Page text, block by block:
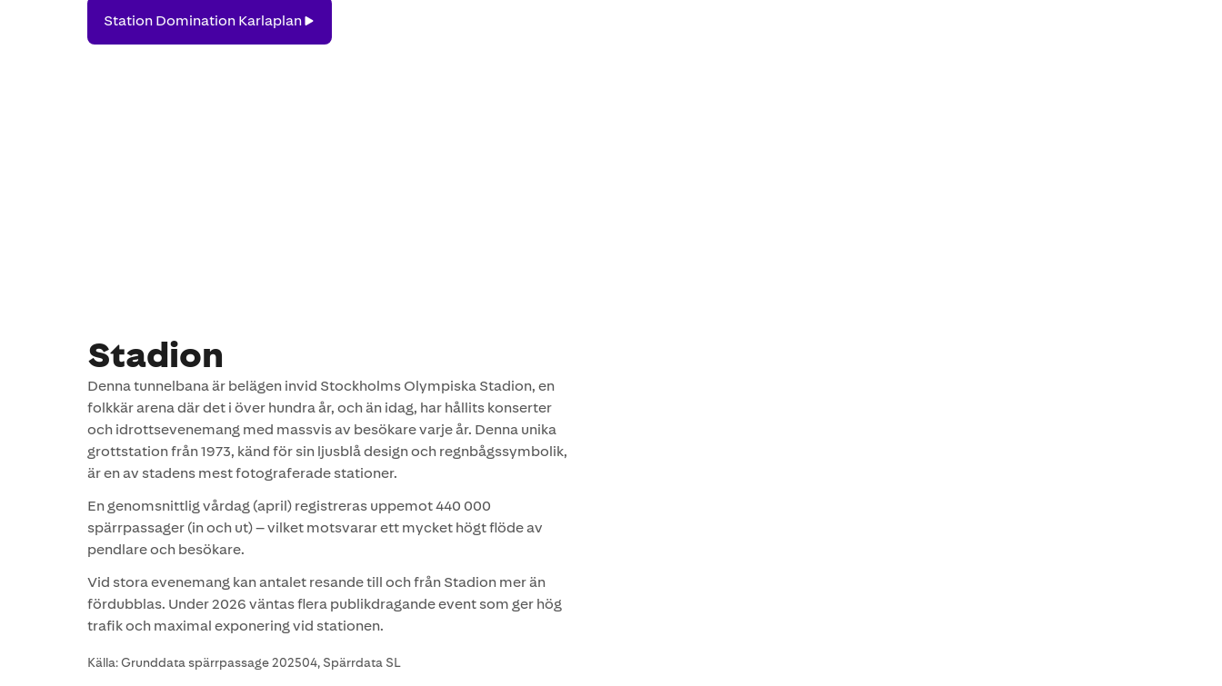
Domination
Station Domination Karlaplan
Stadion
Denna tunnelbana är belägen invid Stockholms Olympiska Stadion, en
folkkär arena där det i över hundra år, och än idag, har hållits konserter
och idrottsevenemang med massvis av besökare varje år. Denna unika
grottstation från 1973, känd för sin ljusblå design och regnbågssymbolik,
är en av stadens mest fotograferade stationer.
En genomsnittlig vårdag (april) registreras uppemot 440 000
spärrpassager (in och ut) – vilket motsvarar ett mycket högt flöde av
pendlare och besökare.
Vid stora evenemang kan antalet resande till och från Stadion mer än
fördubblas. Under 2026 väntas flera publikdragande event som ger hög
trafik och maximal exponering vid stationen.
Källa: Grunddata spärrpassage 202504, Spärrdata SL